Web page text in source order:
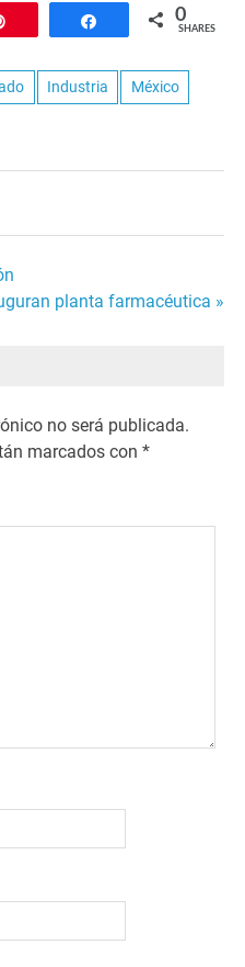
Share 0
SHARES
Industria México
planta farmacéutica »
no será publicada.
marcados con*